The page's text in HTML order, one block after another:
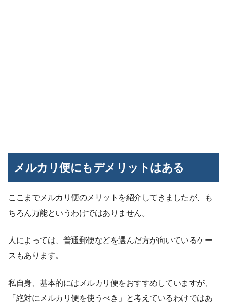
メルカリ便にもデメリットはある
ここまでメルカリ便のメリットを紹介してきましたが、も
ちろん万能というわけではありません。
人によっては、普通郵便などを選んだ方が向いているケー
スもあります。
私自身、基本的にはメルカリ便をおすすめしていますが、
「絶対にメルカリ便を使うべき」と考えているわけではあ